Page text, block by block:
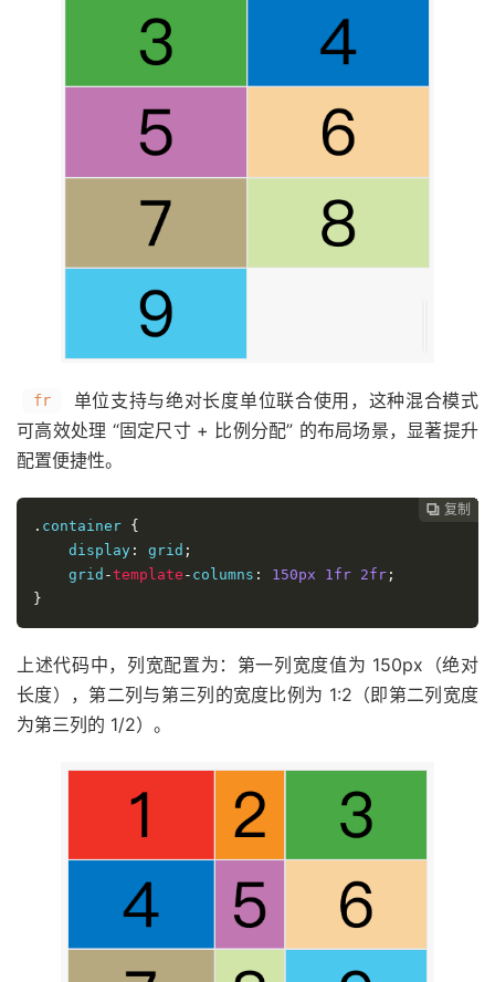
fr
单位支持与绝对长度单位联合使用，这种混合模式
可高效处理 “固定尺寸 + 比例分配” 的布局场景，显著提升
配置便捷性。
 复制
 复制
 复制
 复制
 复制
 复制
 复制
 复制
 复制
 复制
 复制
 复制
 复制
 复制
 复制
 复制
 复制
 复制
 复制
 复制
 复制
 复制
 复制
 复制
 复制
 复制
 复制
 复制
 复制
 复制
 复制
 复制
 复制
 复制
. container {
    display
: grid ;
grid -template - columns : 150px 1fr 2fr ;
}
上述代码中，列宽配置为：第一列宽度值为 150px（绝对
长度），第二列与第三列的宽度比例为 1:2（即第二列宽度
为第三列的 1/2）。